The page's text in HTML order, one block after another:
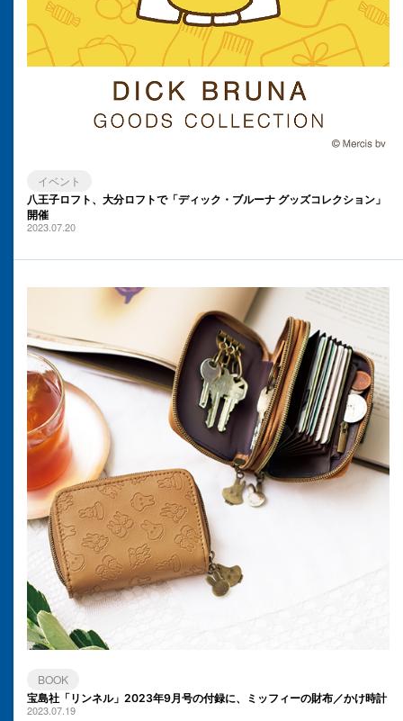
イベント
八王子ロフト、大分ロフトで「ディック・ブルーナ グッズコレクション」
開催
2023.07.20
BOOK
宝島社「リンネル」2023年9月号の付録に、ミッフィーの財布／かけ時計
2023.07.19